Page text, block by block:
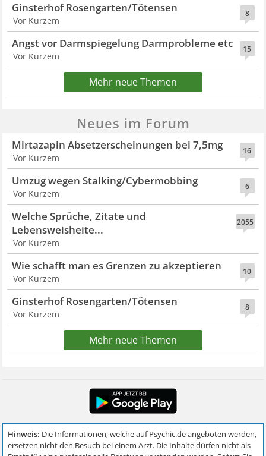
8
Ginsterhof Rosengarten/Tötensen
Vor Kurzem
15
Angst vor Darmspiegelung Darmprobleme etc
Vor Kurzem
Mehr neue Themen
Neues im Forum
16
Mirtazapin Absetzerscheinungen bei 7,5mg
Vor Kurzem
6
Umzug wegen Stalking/Cybermobbing
Vor Kurzem
2055
Welche Sprüche, Zitate und
Lebensweisheite...
Vor Kurzem
10
Wie schafft man es Grenzen zu akzeptieren
Vor Kurzem
8
Ginsterhof Rosengarten/Tötensen
Vor Kurzem
Mehr neue Themen